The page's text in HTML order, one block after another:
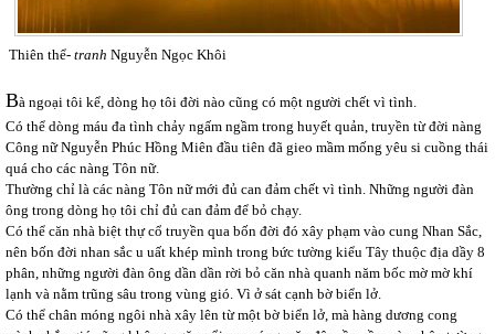
Thiên thể- tranh Nguyễn Ngọc Khôi
Bà ngoại tôi kể, dòng họ tôi đời nào cũng có một người chết vì tình.
Có thể dòng máu đa tình chảy ngấm ngầm trong huyết quản, truyền từ đời nàng
Công nữ Nguyễn Phúc Hồng Miên đầu tiên đã gieo mầm mống yêu si cuồng thái
quá cho các nàng Tôn nữ.
Thường chỉ là các nàng Tôn nữ mới đủ can đảm chết vì tình. Những người đàn
ông trong dòng họ tôi chỉ đủ can đảm để bỏ chạy.
Có thể căn nhà biệt thự cổ truyền qua bốn đời đó xây phạm vào cung Nhan Sắc,
nên bốn đời nhan sắc u uất khép mình trong bức tường kiểu Tây thuộc địa dầy 8
phân, những người đàn ông dần dần rời bỏ căn nhà quanh năm bốc mờ mờ khí
lạnh và nằm trũng sâu trong vùng gió. Vì ở sát cạnh bờ biển lở.
Có thể chân móng ngôi nhà xây lên từ một bờ biển lở, mà hàng dương cong